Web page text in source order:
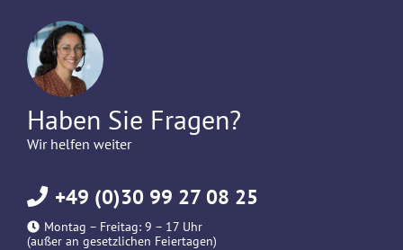
Haben Sie Fragen?
Wir helfen weiter
+49 (0)30 99 27 08 25
Montag – Freitag: 9 – 17 Uhr
(außer an gesetzlichen Feiertagen)